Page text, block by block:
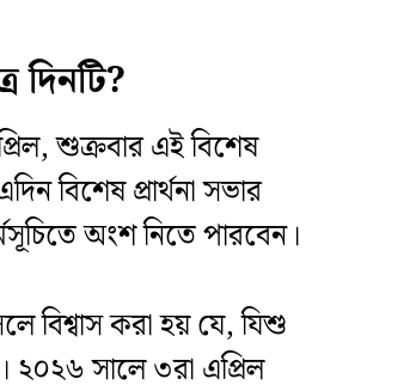
শুক্রবার এই বিশেষ
বিশেষ প্রার্থনা সভার
অংশ নিতে পারবেন।
বিশ্বাস করা হয় যে, যিশু
২০২৬ সালে ৩রা এপ্রিল